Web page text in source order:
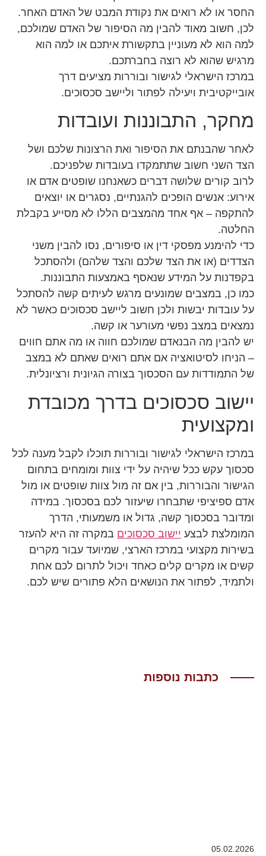
החסר או לא רואים את נקודת המבט של האדם האחר.
לכן, חשוב מאוד להבין מה הסיפור של האדם שמולכם,
למה הוא לא מעוניין בתקשורת איתכם או למה הוא
מרגיש שהוא לא רוצה בחברתכם.
במרכז הישראלי לגישור ובוררות מציעים דרך
אובייקטיבית ויעילה לפתור וליישב סכסוכים.
מחקר, התבוננות ועובדות
לאחר שהבנתם את הסיפור ואת הרצונות שלכם ושל
הצד השני חשוב שתתמקדו בעובדות שלפניכם.
לרוב קורים שלושה דברים כשאנחנו שופטים אדם או
אירוע: אנשים הופכים להגנתיים, נסגרים או יוצאים
להתקפה – אף אחד מהמצבים הללו לא מסייע בקבלת
החלטה.
כדי להימנע מפסקי דין או סיפורים, נסו להבין משני
הצדדים (או את הצד שלכם והצד שלהם) ולהסתכל
בקפדנות על המידע שנאסף באמצעות התבוננות.
כמו כן, במצבים שמונעים מרגש לעיתים קשה להסתכל
על עובדות יבשות ולכן חשוב ליישב סכסוכים כאשר לא
נמצאים במצב נפשי מעורער או קשה.
יש להבין מה הבנאדם שמולכם חווה או מה אתם חווים
– הניחו לסיטואציה אם אתם רואים שאתם לא במצב
של התמודדות עם הסכסוך בצורה הגיונית ורציונלית.
יישוב סכסוכים בדרך מכובדת
ומקצועית
במרכז הישראלי לגישור ובוררות תוכלו לקבל מענה לכל
סכסוך עקש ככל שיהיה על ידי צוות ומומחים בתחום
הגישור והבוררות, בין אם זה מול צוות שופטים או מול
אדם ספיציפי שתבחרו שיעזור לכם בסכסוך. במידה
ומדובר בסכסוך קשה, גדול או משמעותי, הדרך
המומלצת לבצע יישוב סכסוכים במקרה זה היא להעזר
בשירות מקצועי במרכז הארצי, שמיועד עבור מקרים
קשים או מקרים קלים כאחד ויכול לתרום לכם אחת
ולתמיד, לפתור את הנושאים הלא פתורים שיש לכם.
כתבות נוספות
05.02.2026